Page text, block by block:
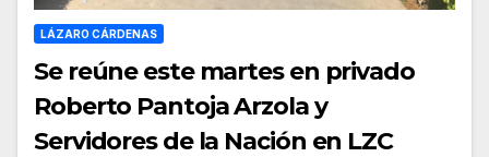
LÁZARO CÁRDENAS
Se reúne este martes en privado
Roberto Pantoja Arzola y
Servidores de la Nación en LZC